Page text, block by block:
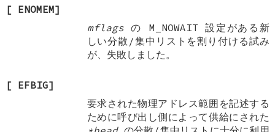
[ ENOMEM]
mflagsの M_NOWAIT 設定がある新
しい分散/集中リストを割り付ける試み
が、失敗しました。
[ EFBIG]
要求された物理アドレス範囲を記述する
ために呼び出し側によって供給にされた